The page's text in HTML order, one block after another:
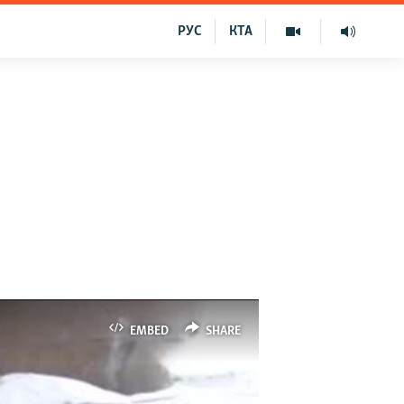
КТА
РУС
EMBED SHARE